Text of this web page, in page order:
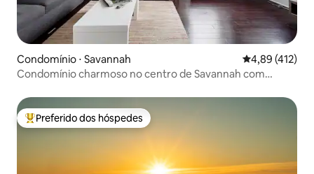
Condomínio ⋅ Savannah 4,89 de uma
4,89 (412)
Condomínio charmoso no centro de Savannah com
Entre os melhores preferidos dos hóspedes
Preferido dos hóspedes